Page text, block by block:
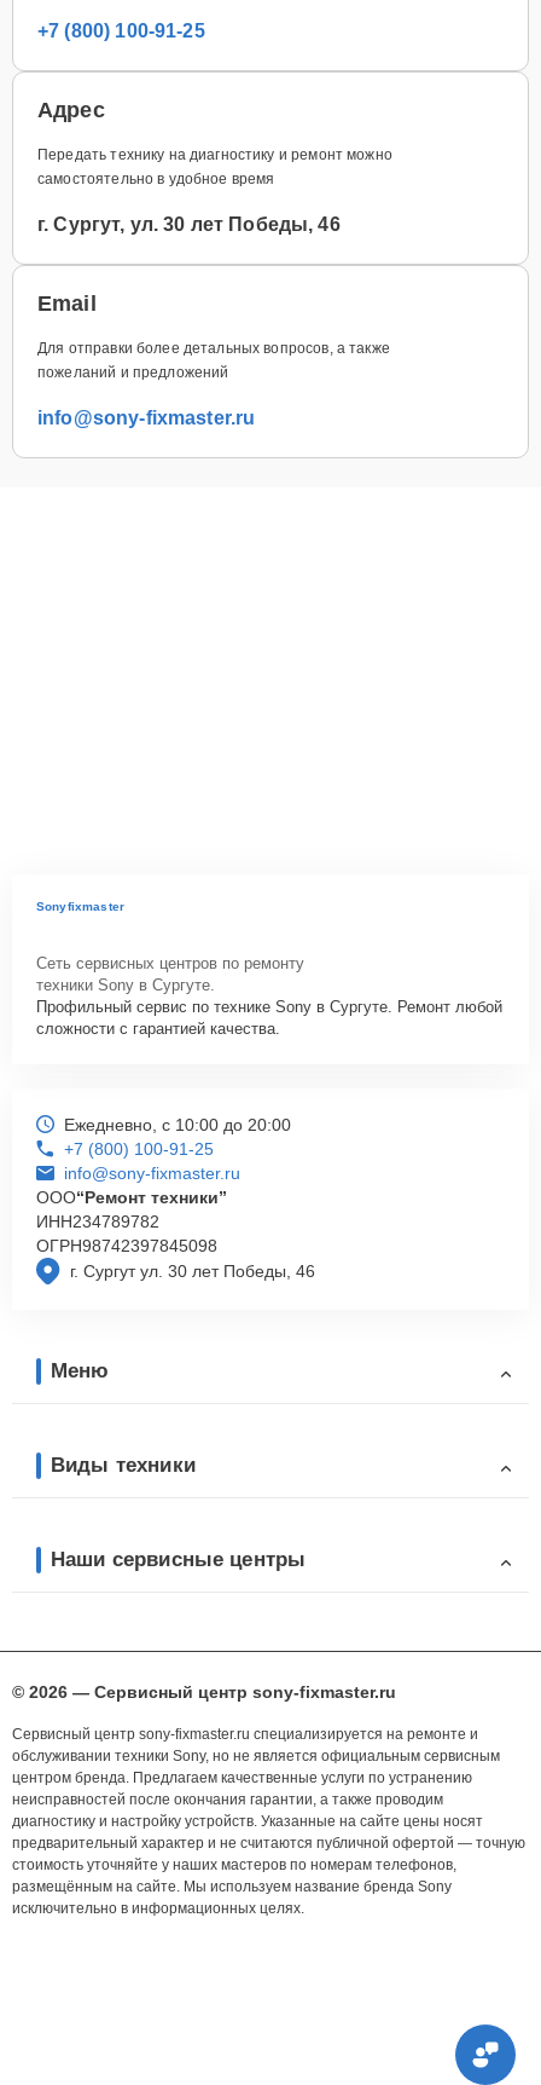
+7 (800) 100-91-25
Адрес
Передать технику на диагностику и ремонт можно
самостоятельно в удобное время
г. Сургут, ул. 30 лет Победы, 46
Email
Для отправки более детальных вопросов, а также
пожеланий и предложений
info@sony-fixmaster.ru
Sonyfixmaster
Сеть сервисных центров по ремонту
техники Sony в Сургуте.
Профильный сервис по технике Sony в Сургуте. Ремонт любой
сложности с гарантией качества.
г. Сургут ул. 30 лет Победы, 46
Ежедневно, с 10:00 до 20:00
+7 (800) 100-91-25
info@sony-fixmaster.ru
ООО“Ремонт техники”
ИНН234789782
ОГРН98742397845098
Меню
Виды техники
Наши сервисные центры
© 2026 — Сервисный центр sony-fixmaster.ru
Сервисный центр sony-fixmaster.ru специализируется на ремонте и
обслуживании техники Sony, но не является официальным сервисным
центром бренда. Предлагаем качественные услуги по устранению
неисправностей после окончания гарантии, а также проводим
диагностику и настройку устройств. Указанные на сайте цены носят
предварительный характер и не считаются публичной офертой — точную
стоимость уточняйте у наших мастеров по номерам телефонов,
размещённым на сайте. Мы используем название бренда Sony
исключительно в информационных целях.